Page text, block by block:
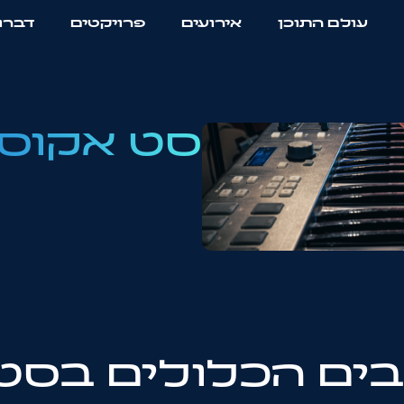
עולם התוכן אירועים פרויקטים
סט
הכלולים